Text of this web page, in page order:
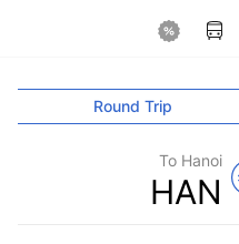
Round Trip
To Hanoi
HAN